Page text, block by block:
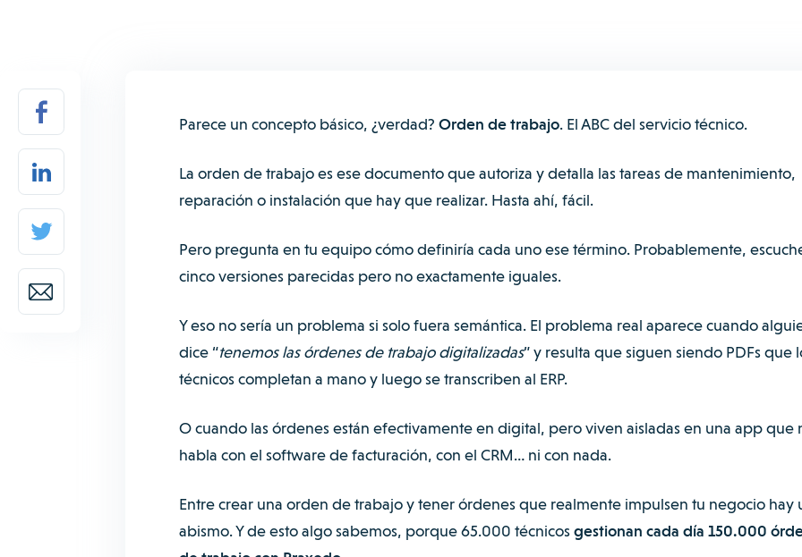
Parece un concepto básico, ¿verdad? Orden de trabajo. El ABC del servicio técnico.
La orden de trabajo es ese documento que autoriza y detalla las tareas de mantenimiento,
reparación o instalación que hay que realizar. Hasta ahí, fácil.
Pero pregunta en tu equipo cómo definiría cada uno ese término. Probablemente,
cinco versiones parecidas pero no exactamente iguales.
Y eso no sería un problema si solo fuera semántica. El problema real aparece cuando
dice “tenemos las órdenes de trabajo digitalizadas” y resulta que siguen siendo PDFs que
técnicos completan a mano y luego se transcriben al ERP.
O cuando las órdenes están efectivamente en digital, pero viven aisladas en una app que
habla con el software de facturación, con el CRM… ni con nada.
Entre crear una orden de trabajo y tener órdenes que realmente impulsen tu negocio hay
abismo. Y de esto algo sabemos, porque 65.000 técnicosgestionan cada día 150.000